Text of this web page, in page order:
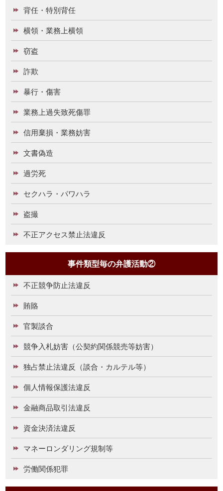
背任・特別背任
横領・業務上横領
窃盗
詐欺
暴行・傷害
業務上過失致死傷罪
信用棄損・業務妨害
文書偽造
過労死
セクハラ・パワハラ
盗撮
不正アクセス禁止法違反
事件類型毎の弁護活動②
不正競争防止法違反
賄賂
官製談合
競争入札妨害（公契約関係競売等妨害）
独占禁止法違反（談合・カルテル等）
個人情報保護法違反
金融商品取引法違反
資金決済法違反
マネーロンダリング規制等
労働関係犯罪